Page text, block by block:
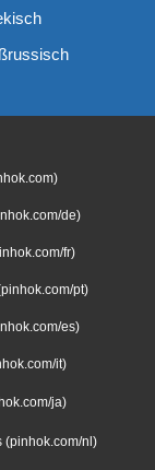
de)
fr)
pt)
es)
it)
ja)
(pinhok.com/nl)